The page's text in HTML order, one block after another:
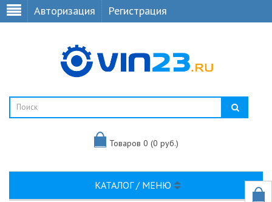
Авторизация Регистрация
Товаров 0 (0 руб.)
КАТАЛОГ / МЕНЮ